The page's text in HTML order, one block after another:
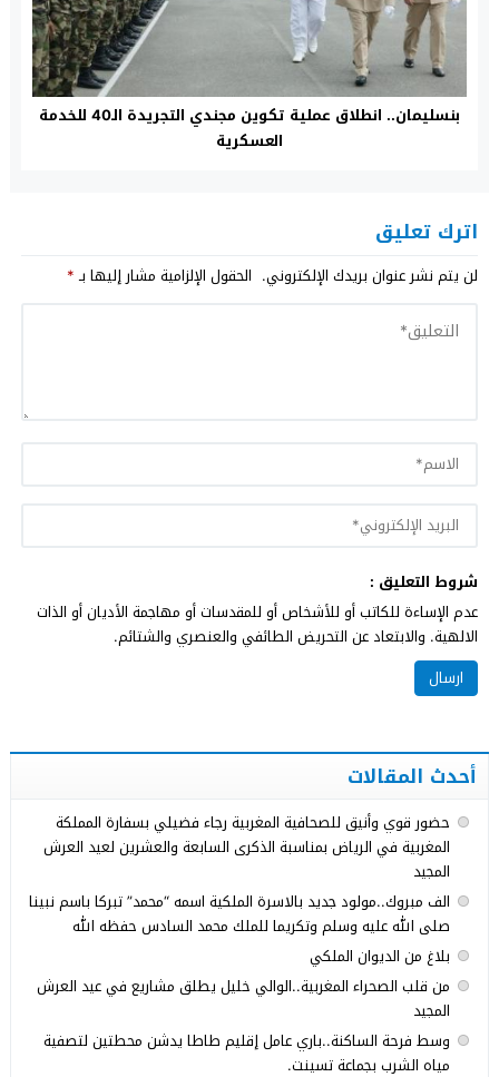
بنسليمان.. انطلاق عملية تكوين مجندي التجريدة الـ40 للخدمة
العسكرية
اترك تعليق
لن يتم نشر عنوان بريدك الإلكتروني. الحقول الإلزامية مشار إليها بـ*
شروط التعليق :
عدم الإساءة للكاتب أو للأشخاص أو للمقدسات أو مهاجمة الأديان أو الذات
الالهية. والابتعاد عن التحريض الطائفي والعنصري والشتائم.
أحدث المقالات
حضور قوي وأنيق للصحافية المغربية رجاء فضيلي بسفارة المملكة
المغربية في الرياض بمناسبة الذكرى السابعة والعشرين لعيد العرش
المجيد
الف مبروك..مولود جديد بالاسرة الملكية اسمه “محمد” تبركا باسم نبينا
صلى الله عليه وسلم وتكريما للملك محمد السادس حفظه الله
بلاغ من الديوان الملكي
من قلب الصحراء المغربية..الوالي خليل يطلق مشاريع في عيد العرش
المجيد
وسط فرحة الساكنة..باري عامل إقليم طاطا يدشن محطتين لتصفية
مياه الشرب بجماعة تسينت.